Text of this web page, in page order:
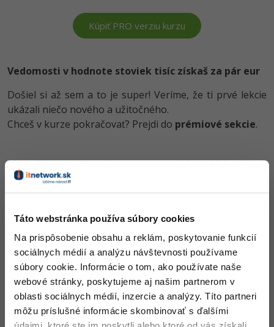
Táto webstránka používa súbory cookies
Na prispôsobenie obsahu a reklám, poskytovanie funkcií
sociálnych médií a analýzu návštevnosti používame
súbory cookie. Informácie o tom, ako používate naše
webové stránky, poskytujeme aj našim partnerom v
oblasti sociálnych médií, inzercie a analýzy. Títo partneri
môžu príslušné informácie skombinovať s ďalšími
Kúpiť PRO verziu kurzu
Vedomosti v hodnote stoviek tisíc získaš za pár eur
Došiel si až sem a to je super! Veríme, že ti prvé lekcie
ukázali niečo nového a užitočného.
Chceš v kurze pokračovať? Prejdi do prémiové sekcie.
Obsah článku spadá pod licenciuPremium, kúpou článku súhlasíš
sozmluvnými podmienkami
Čo od nás v ďalších lekciách dostaneš?
Prístup k jednotlivým lekciám podľa spôsobu
obstarania.
Kvalitné znalostiv oblasti IT.
Zručnosti, ktoré ti pomôžu získať vysnívanú a
dobre platenú prácu.